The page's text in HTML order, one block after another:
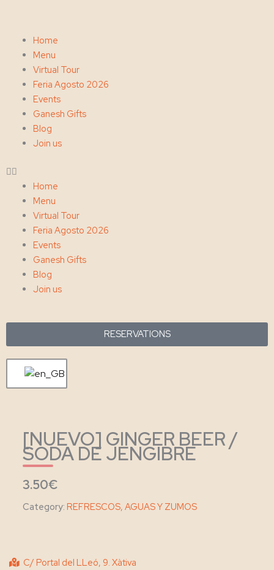
contenidoHome
Menu
Virtual Tour
Feria Agosto 2026
Events
Ganesh Gifts
Blog
Join us
Menu
Home
Menu
Virtual Tour
Feria Agosto 2026
Events
Ganesh Gifts
Blog
Join us
RESERVATIONS
[NUEVO] GINGER BEER /
SODA DE JENGIBRE
3.50€
Category: REFRESCOS, AGUAS Y ZUMOS
C/ Portal del LLeó, 9. Xàtiva